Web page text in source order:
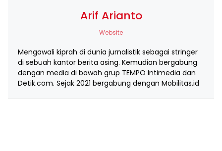
Arif Arianto
Website
Mengawali kiprah di dunia jurnalistik sebagai stringer
di sebuah kantor berita asing. Kemudian bergabung
dengan media di bawah grup TEMPO Intimedia dan
Detik.com. Sejak 2021 bergabung dengan Mobilitas.id